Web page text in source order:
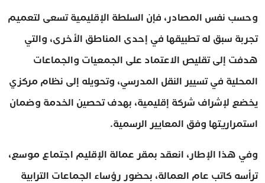
وحسب نفس المصادر، فإن السلطة الإقليمية تسعى لتعميم
تجربة سبق له تطبيقها في إحدى المناطق الأخرى، والتي
هدفت إلى تقليص الاعتماد على الجمعيات والجماعات
المحلية في تسيير النقل المدرسي، وتحويله إلى نظام مركزي
يخضع لإشراف شركة إقليمية، بهدف تحصين الخدمة وضمان
استمراريتها وفق المعايير الرسمية.
وفي هذا الإطار، انعقد بمقر عمالة الإقليم اجتماع موسع،
ترأسه كاتب عام العمالة، بحضور رؤساء الجماعات الترابية